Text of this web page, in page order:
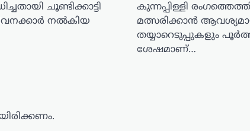
ചൂണ്ടിക്കാട്ടി
നല്‍കിയ
കുന്നപ്പിള്ളി
മത്സരിക്കാൻ
തയ്യാറെടുപ്പുകളും
ശേഷമാണ്…